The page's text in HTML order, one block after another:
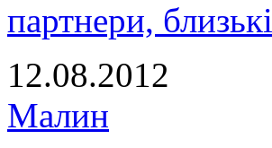
партнери, близькі
12.08.2012
Малин